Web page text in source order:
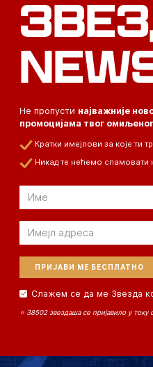
Не пропусти најважније
промоцијама твог
Кратки имејлови за које ти
Никад те нећемо
Email
Email
Слажем се да ме Звезда
⭐ 38502 звездаша се пријавило у